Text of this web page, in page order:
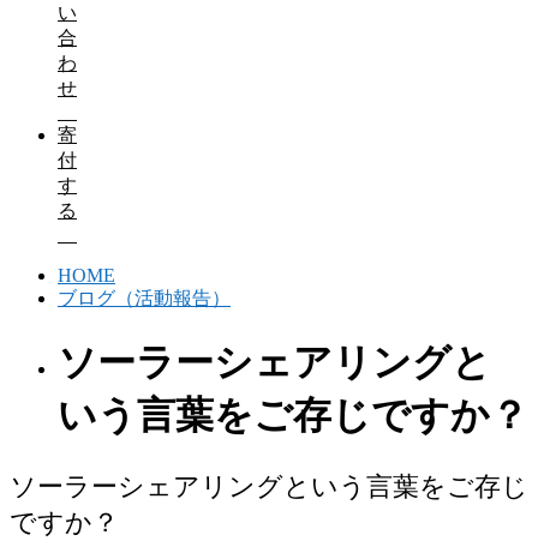
い
合
わ
せ
寄
付
す
る
HOME
ブログ（活動報告）
ソーラーシェアリングと
いう言葉をご存じですか？
ソーラーシェアリングという言葉をご存じ
ですか？